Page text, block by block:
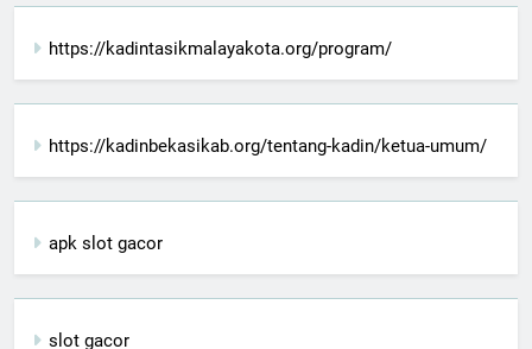
https://kadintasikmalayakota.org/program/
https://kadinbekasikab.org/tentang-kadin/ketua-umum/
apk slot gacor
slot gacor